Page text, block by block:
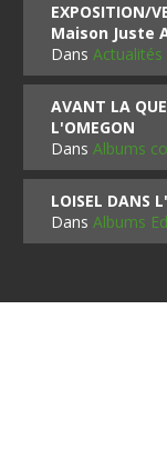
EXPOSITION/
Maison Juste
DansActualités
AVANT LA
L'OMEGON
DansAlbums
LOISEL DANS
DansAlbums